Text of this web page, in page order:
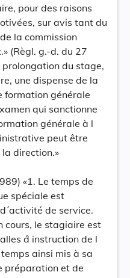
pour des raisons
sur avis tant du
la commission
(Règl. g.-d. du 27
prolongation du stage,
une dispense de la
formation générale
qui sanctionne
générale à l
peut être
direction.»
«1. Le temps de
spéciale est
de service.
cours, le stagiaire est
d́ instruction de l
ainsi mis à sa
préparation et de